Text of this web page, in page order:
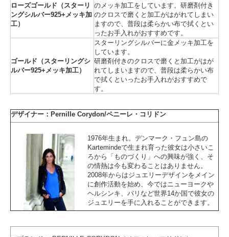
ローズゴールド（スターリ
ングシルバー925+メッキ加
工）
のメッキ加工をしています。研磨剤付き
のクロスで磨くと加工がはがれてしまい
ますので、普段は柔らかい布で拭くとい
ったお手入れがおすすめです。
ゴールド（スターリングシ
ルバー925+メッキ加工）
スターリングシルバーに金メッキ加工を
しています。
研磨剤付きのクロスで磨くと加工がはが
れてしまいますので、普段は柔らかい布
で拭くといったお手入れがおすすめで
す。
デザイナー：Pernille Corydon/ペニーレ・コリドン
1976年生まれ。デンマーク・フュン島の
Kartemindeで生まれ育った彼女は小さいこ
ろから「ものづくり」への興味が強く、そ
の情熱は今も変わることはありません。
2008年からはジュエリーデザインをメイン
に創作活動を始め、今ではニューヨークや
ヘルシンキ、パリなど世界14か国で彼女の
ジュエリーを手に入れることができます。